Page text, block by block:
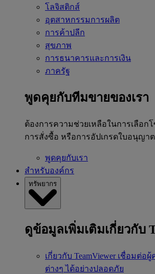
โลจิสติกส์
อุตสาหกรรมการผลิต
การค้าปลีก
สุขภาพ
การธนาคารและการเงิน
ภาครัฐ
พูดคุยกับทีมขายของเรา
ต้องการความช่วยเหลือในการเลือก
การสั่งซื้อ หรือการอัปเกรดใบอนุญ
พูดคุยกับเรา
สำหรับองค์กร
ทรัพยากร
ดูข้อมูลเพิ่มเติมเกี่ยวกับ
เกี่ยวกับ TeamViewer เชื่อมต่อผู้
ต่างๆ ได้อย่างปลอดภัย